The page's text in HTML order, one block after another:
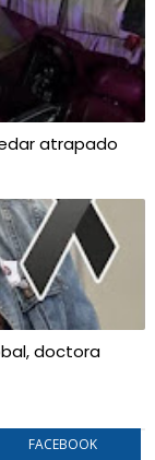
atrapado
doctora
FACEBOOK